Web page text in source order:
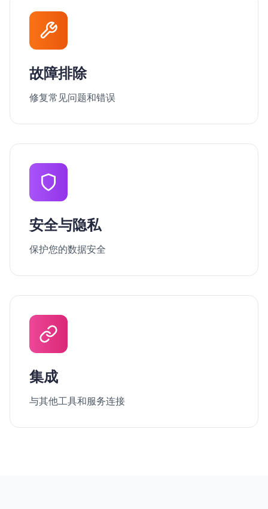
故障排除
修复常见问题和错误
安全与隐私
保护您的数据安全
集成
与其他工具和服务连接